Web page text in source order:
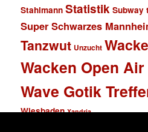
Stahlmann Statistik Subway
Super Schwarzes
Tanzwut Unzucht
Wacken Open Air
Wave Gotik
Wiesbaden Xandria